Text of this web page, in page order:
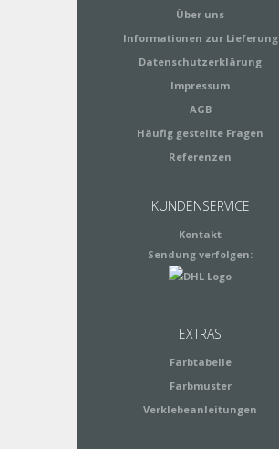
Über uns
Informationen zur Lieferung
Datenschutzerklärung
Impressum
AGB
Häufig gestellte Fragen
Referenzen
KUNDENSERVICE
Kontakt
Sendung verfolgen:
EXTRAS
Farbtabelle
Farbmuster
Verklebeanleitungen